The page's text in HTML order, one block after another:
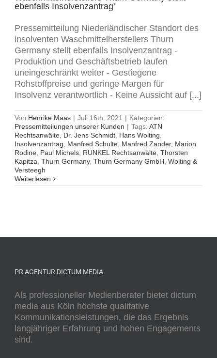
ebenfalls Insolvenzantrag‘
Pressemitteilung Niederländischer Standort des
insolventen Waschmittelherstellers Thurn
Germany stellt ebenfalls Insolvenzantrag -
Produktion und Geschäftsbetrieb laufen
uneingeschränkt weiter - Gestiegene
Rohstoffpreise und geringe Margen für
Insolvenz verantwortlich - Keine Aussicht auf [...]
Von Henrike Maas | Juli 16th, 2021 | Kategorien:
Pressemitteilungen unserer Kunden | Tags: ATN
Rechtsanwälte Dr. Jens Schmidt Hans Wolting
Insolvenzantrag
Manfred Schulte Manfred Zander, Marion
Rodine Paul Michels RUNKEL Rechtsanwälte Thorsten
Kapitza Thurn Germany, Thurn Germany GmbH Wolting &
Versteegh
Weiterlesen
PR AGENTUR DICTUM MEDIA
Als professioneller Medienberater bietet dictum
media aus Köln höchste qualitative
Kommunikationsleistungen, die das Ergebnis
langjähriger Erfahrung und hohen Engagements
sind.